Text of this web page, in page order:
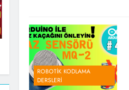
ROBOTIK KODLAMA
DERSLERI